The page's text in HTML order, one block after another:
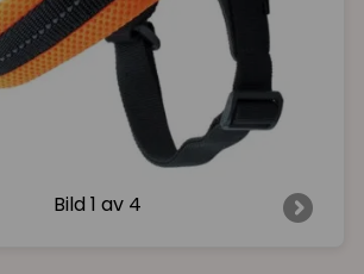
Bild 1 av 4